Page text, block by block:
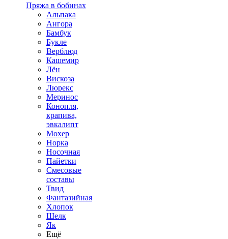
Пряжа в бобинах
Альпака
Ангора
Бамбук
Букле
Верблюд
Кашемир
Лён
Вискоза
Люрекс
Меринос
Конопля,
крапива,
эвкалипт
Мохер
Норка
Носочная
Пайетки
Смесовые
составы
Твид
Фантазийная
Хлопок
Шелк
Як
Ещё